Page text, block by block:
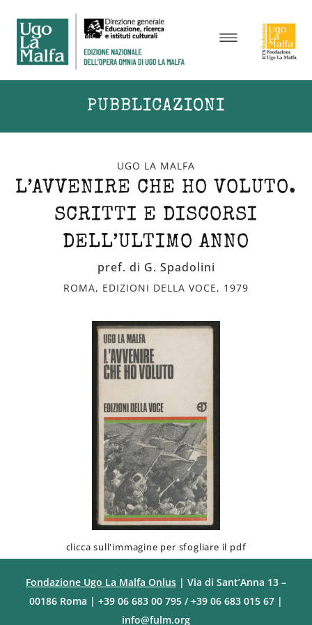
PUBBLICAZIONI
UGO LA MALFA
L’AVVENIRE CHE HO VOLUTO.
SCRITTI E DISCORSI
DELL’ULTIMO ANNO
pref. di G. Spadolini
ROMA, EDIZIONI DELLA VOCE, 1979
clicca sull'immagine per sfogliare il pdf
Fondazione Ugo La Malfa Onlus | Via di Sant’Anna 13 –
00186 Roma | +39 06 683 00 795 / +39 06 683 015 67 |
info@fulm.org